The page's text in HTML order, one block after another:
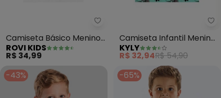
Rovi Kids - Camiseta Básico
Camiseta Básico Menino
(Branco)
ROVI KIDS
R$ 34,99
Camiseta Infantil Menino
(Verde)
KYLY
R$ 32,94R$ 54,90
-43%
-65%